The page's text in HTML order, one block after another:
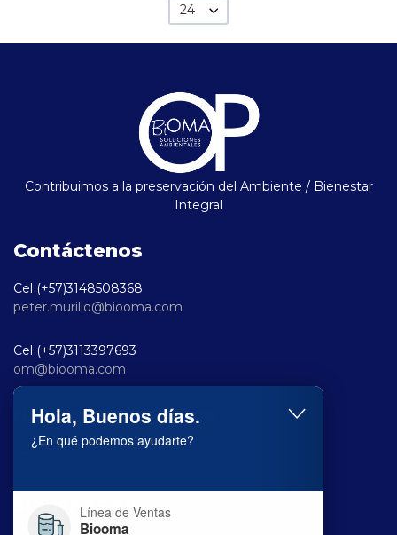
24
Contribuimos a la preservación del Ambiente / Bienestar
Integral
Contáctenos
Cel (+57)3148508368
peter.murillo@biooma.com
Cel (+57)3113397693
om@biooma.com
Nuestros productos
Linea Hogar
Siguenos en
Hola, Buenos días.
¿En qué podemos ayudarte?
Línea de Ventas
Biooma